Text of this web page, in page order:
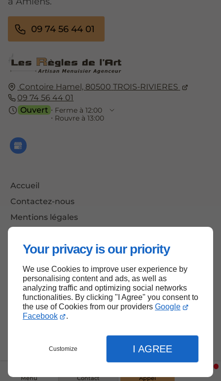
Your privacy is our priority
We use Cookies to improve user experience by
personalising content and ads, as well as
analyzing traffic and optimizing social networks
functionalities. By clicking "I Agree" you consent to
the use of Cookies from our providers Google
Facebook
.
Customize I AGREE
Menu Contact Appel
Contoire Hamel, 80500 TROIS-RIVIERES
09 74 56 44 01
Ouvert ⋅ Ferme à 12:00
⋅ Rouvre à 13:00
Accueil
Contactez-nous
Mentions légales
09 74 56 44 01
Haut de page